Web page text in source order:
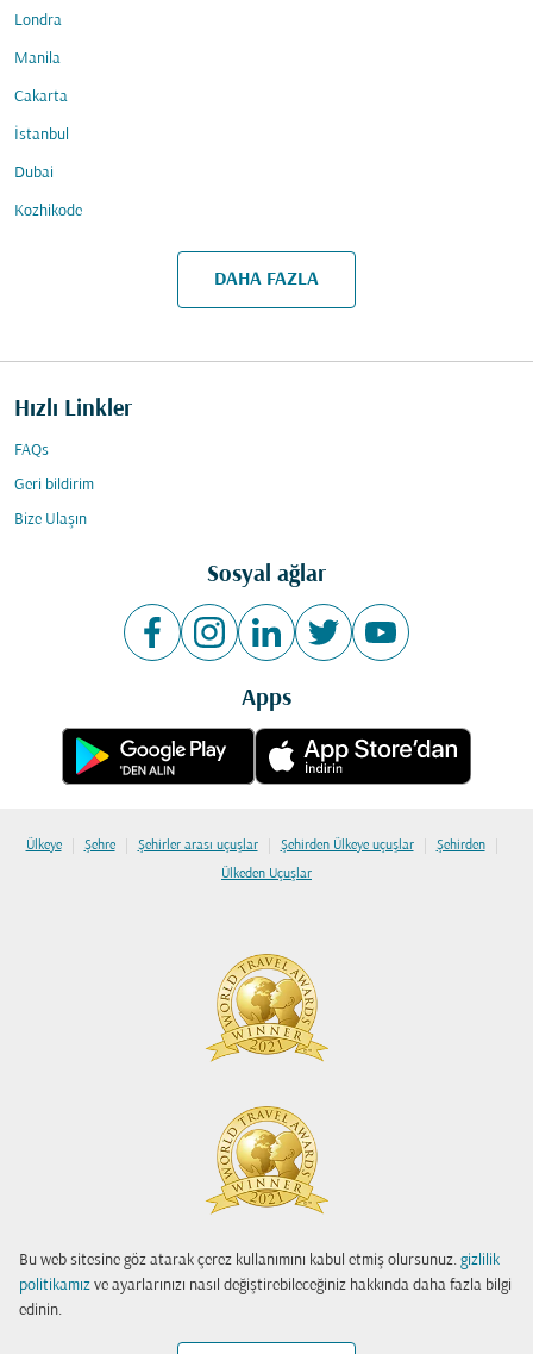
Bu web sitesine göz atarak çerez kullanımını kabul etmiş olursunuz. gizlilik
politikamız ve ayarlarınızı nasıl değiştirebileceğiniz hakkında daha fazla bilgi
edinin.
Londra
Manila
Cakarta
İstanbul
Dubai
Kozhikode
DAHA FAZLA
Hızlı Linkler
FAQs
Geri bildirim
Bize Ulaşın
Sosyal ağlar
Apps
Ülkeye | Şehre | Şehirler arası uçuşlar | Şehirden Ülkeye uçuşlar | Şehirden |
Ülkeden Uçuşlar